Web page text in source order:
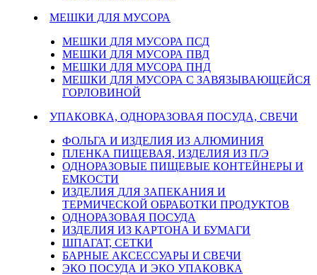
МЕШКИ ДЛЯ МУСОРА
МЕШКИ ДЛЯ МУСОРА ПСД
МЕШКИ ДЛЯ МУСОРА ПВД
МЕШКИ ДЛЯ МУСОРА ПНД
МЕШКИ ДЛЯ МУСОРА С ЗАВЯЗЫВАЮЩЕЙСЯ
ГОРЛОВИНОЙ
УПАКОВКА, ОДНОРАЗОВАЯ ПОСУДА, СВЕЧИ
ФОЛЬГА И ИЗДЕЛИЯ ИЗ АЛЮМИНИЯ
ПЛЕНКА ПИЩЕВАЯ, ИЗДЕЛИЯ ИЗ П/Э
ОДНОРАЗОВЫЕ ПИЩЕВЫЕ КОНТЕЙНЕРЫ И
ЕМКОСТИ
ИЗДЕЛИЯ ДЛЯ ЗАПЕКАНИЯ И
ТЕРМИЧЕСКОЙ ОБРАБОТКИ ПРОДУКТОВ
ОДНОРАЗОВАЯ ПОСУДА
ИЗДЕЛИЯ ИЗ КАРТОНА И БУМАГИ
ШПАГАТ, СЕТКИ
БАРНЫЕ АКСЕССУАРЫ И СВЕЧИ
ЭКО ПОСУДА И ЭКО УПАКОВКА